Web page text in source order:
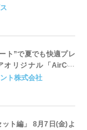
ト”で夏でも快適プレ
リジナル「AirCon
| ＰＧＭ
ト株式会社
ト編」 8月7日(金)よ